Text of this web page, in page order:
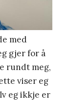
med
gjer for å
rundt meg,
viser eg
eg ikkje er